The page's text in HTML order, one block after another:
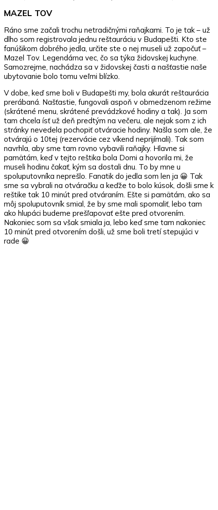
MAZEL TOV
Ráno sme začali trochu netradičnými raňajkami. To je tak – už
dlho som registrovala jednu reštauráciu v Budapešti. Kto ste
fanúšikom dobrého jedla, určite ste o nej museli už započuť –
Mazel Tov. Legendárna vec, čo sa týka židovskej kuchyne.
Samozrejme, nachádza sa v židovskej časti a našťastie naše
ubytovanie bolo tomu veľmi blízko.
V dobe, keď sme boli v Budapešti my, bola akurát reštaurácia
prerábaná. Našťastie, fungovali aspoň v obmedzenom režime
(skrátené menu, skrátené prevádzkové hodiny a tak). Ja som
tam chcela ísť už deň predtým na večeru, ale nejak som z ich
stránky nevedela pochopiť otváracie hodiny. Našla som ale, že
otvárajú o 10tej (rezervácie cez víkend neprijímali). Tak som
navrhla, aby sme tam rovno vybavili raňajky. Hlavne si
pamätám, keď v tejto reštika bola Domi a hovorila mi, že
museli hodinu čakať, kým sa dostali dnu. To by mne u
spoluputovníka neprešlo. Fanatik do jedla som len ja 😀 Tak
sme sa vybrali na otváračku a keďže to bolo kúsok, došli sme k
reštike tak 10 minút pred otváraním. Ešte si pamätám, ako sa
môj spoluputovník smial, že by sme mali spomaliť, lebo tam
ako hlupáci budeme prešľapovať ešte pred otvorením.
Nakoniec som sa však smiala ja, lebo keď sme tam nakoniec
10 minút pred otvorením došli, už sme boli tretí stepujúci v
rade 😀